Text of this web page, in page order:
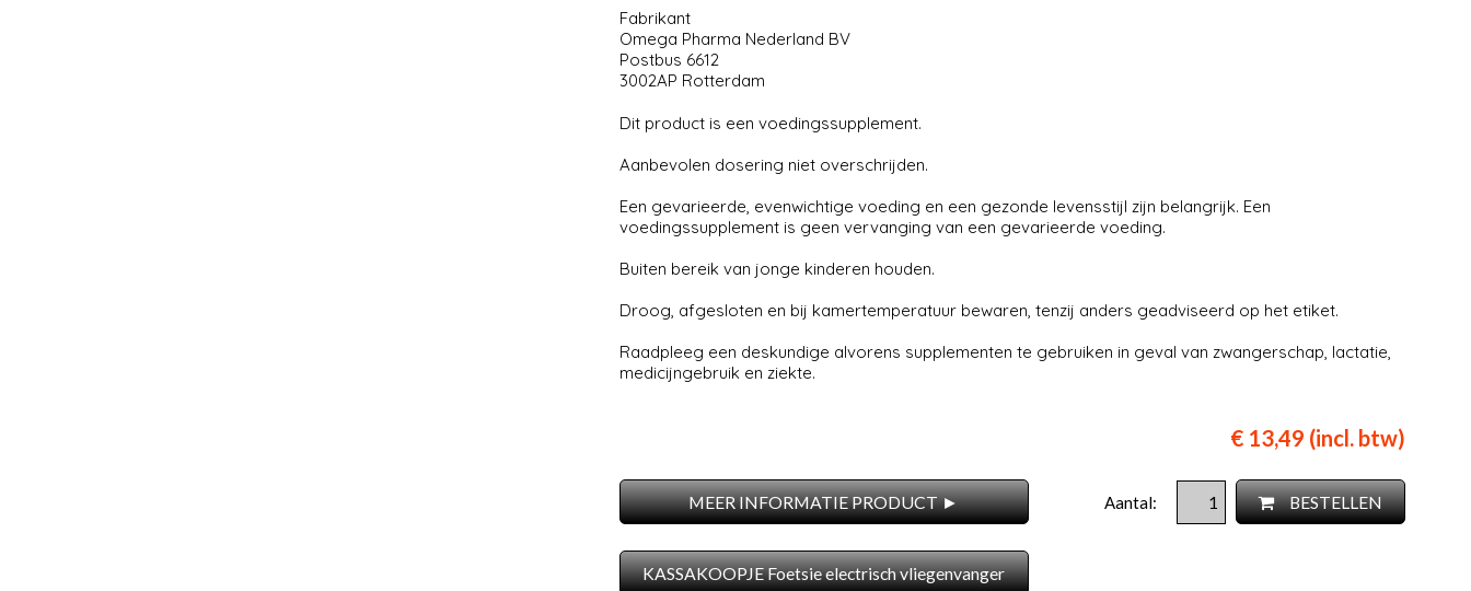
Fabrikant
Omega Pharma Nederland BV
Postbus 6612
3002AP Rotterdam
Dit product is een voedingssupplement.
Aanbevolen dosering niet overschrijden.
Een gevarieerde, evenwichtige voeding en een gezonde levensstijl zijn belangrijk. Een
voedingssupplement is geen vervanging van een gevarieerde voeding.
Buiten bereik van jonge kinderen houden.
Droog, afgesloten en bij kamertemperatuur bewaren, tenzij anders geadviseerd op het etiket.
Raadpleeg een deskundige alvorens supplementen te gebruiken in geval van zwangerschap, lactatie,
medicijngebruik en ziekte.
€ 13,49 (incl. btw)
Aantal: BESTELLEN
MEER INFORMATIE PRODUCT ►
KASSAKOOPJE Foetsie electrisch vliegenvanger